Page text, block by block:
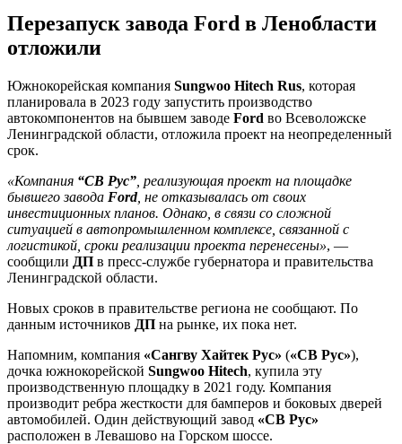
Перезапуск завода Ford в Ленобласти
отложили
Южнокорейская компания Sungwoo Hitech Rus, которая
планировала в 2023 году запустить производство
автокомпонентов на бывшем заводе Ford во Всеволожске
Ленинградской области, отложила проект на неопределенный
срок.
«Компания “СВ Рус” , реализующая проект на площадке
бывшего завода Ford, не отказывалась от своих
инвестиционных планов. Однако, в связи со сложной
ситуацией в автопромышленном комплексе, связанной с
логистикой, сроки реализации проекта перенесены», —
сообщили ДП в пресс-службе губернатора и правительства
Ленинградской области.
Новых сроков в правительстве региона не сообщают. По
данным источников ДП на рынке, их пока нет.
Напомним, компания «Сангву Хайтек Рус» («СВ Рус»),
дочка южнокорейской Sungwoo Hitech, купила эту
производственную площадку в 2021 году. Компания
производит ребра жесткости для бамперов и боковых дверей
автомобилей. Один действующий завод «СВ Рус»
расположен в Левашово на Горском шоссе.